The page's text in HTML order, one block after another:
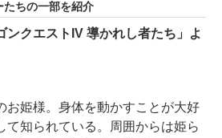
たちの一部を紹介
ンクエストIV 導かれし者たち」よ
姫様。身体を動かすことが大好
て知られている。周囲からは姫ら